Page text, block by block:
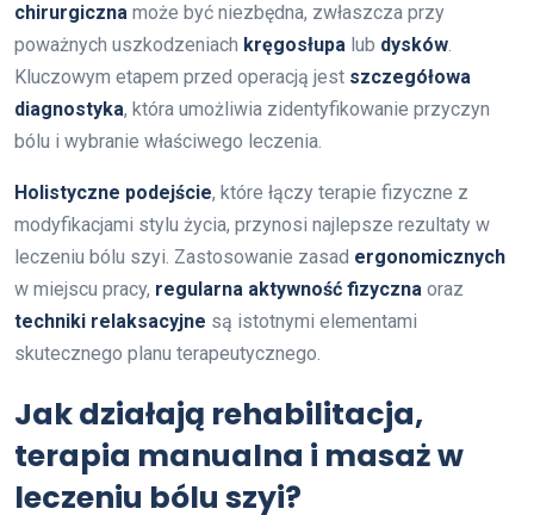
chirurgiczna może być niezbędna, zwłaszcza przy
poważnych uszkodzeniach kręgosłupa lub dysków.
Kluczowym etapem przed operacją jest szczegółowa
diagnostyka, która umożliwia zidentyfikowanie przyczyn
bólu i wybranie właściwego leczenia.
Holistyczne podejście, które łączy terapie fizyczne z
modyfikacjami stylu życia, przynosi najlepsze rezultaty w
leczeniu bólu szyi. Zastosowanie zasad ergonomicznych
w miejscu pracy, regularna aktywność fizyczna oraz
techniki relaksacyjne są istotnymi elementami
skutecznego planu terapeutycznego.
Jak działają rehabilitacja,
terapia manualna i masaż w
leczeniu bólu szyi?